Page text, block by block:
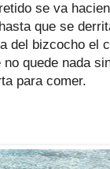
se va
que se
del bizcocho el
quede nada
para comer.